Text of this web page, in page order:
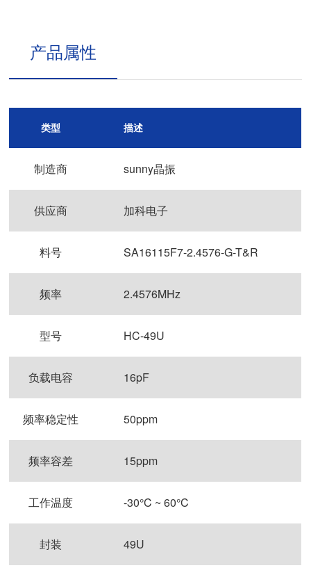
产品属性
类型 描述
制造商 sunny晶振
供应商 加科电子
料号 SA16115F7-2.4576-G-T&R
频率 2.4576MHz
型号 HC-49U
负载电容 16pF
频率稳定性 50ppm
频率容差 15ppm
工作温度 -30°C ~ 60°C
封装 49U